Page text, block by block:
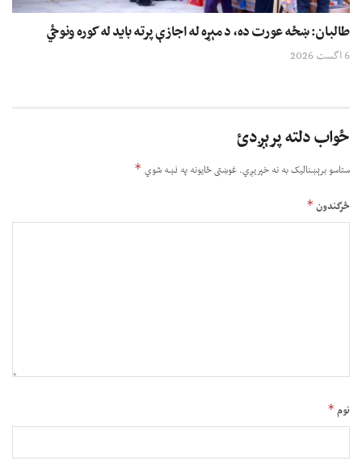
طالبان: ښځه عورت ده، د مېړه له اجازې پرته باید له کوره ونوځي
6 اگست 2026
ځواب دلته پرېږدئ
ستاسو برېښناليک به نه خپريږي.غوښتى ځایونه په نښه شوي *
څرگندون*
نوم*